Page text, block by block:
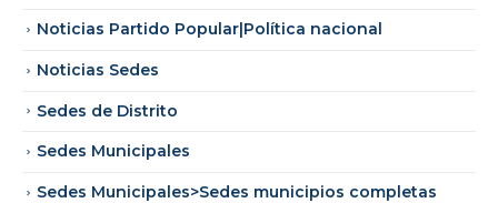
Noticias Partido Popular|Política nacional
Noticias Sedes
Sedes de Distrito
Sedes Municipales
Sedes Municipales>Sedes municipios completas